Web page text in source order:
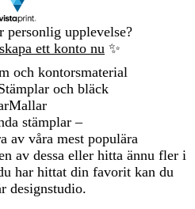
personlig upplevelse?
ett konto nu ✨
och kontorsmaterial
och bläck
Mallar
stämplar –
av våra mest populära
av dessa eller hitta ännu fler i
har hittat din favorit kan du
designstudio.